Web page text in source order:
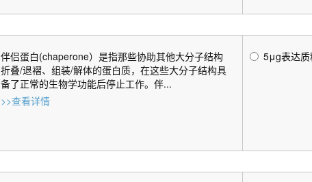
伴侣蛋白(chaperone）是指那些协助其他大分子结构
折叠/退褶、组装/解体的蛋白质，在这些大分子结构具
备了正常的生物学功能后停止工作。伴...
>>查看详情
5μg表达质